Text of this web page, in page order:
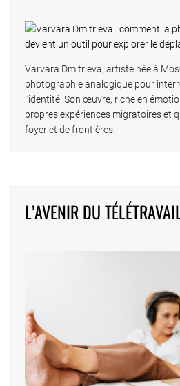
Varvara Dmitrieva, artiste née à
photographie analogique pour
l’identité. Son œuvre, riche en
propres expériences migratoires et
foyer et de frontières.
L’AVENIR DU